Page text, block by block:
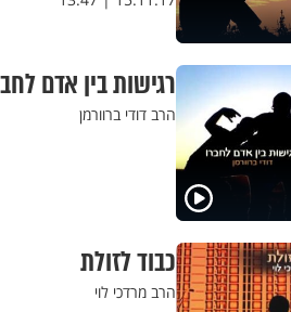
רגישות בין אדם
הרב דודי ברוורמן
כבוד לזולת
הרב מרדכי לוי